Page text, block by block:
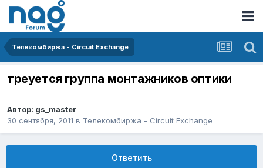
Телекомбиржа - Circuit Exchange
треуется группа монтажников оптики
Автор: gs_master
30 сентября, 2011 в Телекомбиржа - Circuit Exchange
Ответить